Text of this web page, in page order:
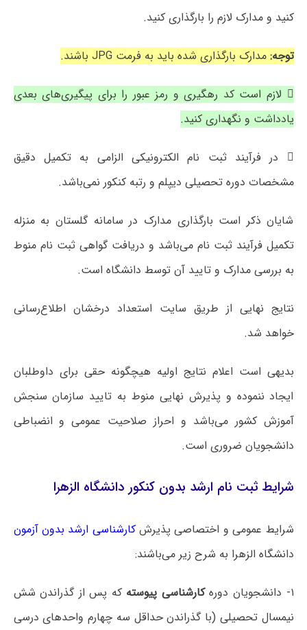
کنید و مدارک لازم را بارگذاری کنید.
توجه: مدارک بارگذاری شده باید به فرمت JPG باشند.
 لازم است کد رهگیری و رمز عبور را برای پیگیری‌های بعدی
یادداشت و نگهداری کنید.
 در فرآیند ثبت نام الکترونیکی الزامی به تکمیل دقیق
مشخصات دوره تحصیلی دیپلم و رتبه کنکور نمی‌باشد.
شایان ذکر است بارگذاری مدارک در سامانه گلستان به منزله
تکمیل فرآیند ثبت نام می‌باشد و دریافت گواهی ثبت نام منوط
به بررسی مدارک و تایید آن توسط دانشگاه است.
نتایج نهایی از طریق سایت استعداد درخشان اطلاع‌رسانی
خواهد شد.
بدیهی است اعلام نتایج اولیه هیچگونه حقی برای داوطلبان
ایجاد ننموده و پذیرش نهایی منوط به تایید سازمان سنجش
آموزش کشور می‌باشد و احراز صلاحیت عمومی و انضباطی
دانشجویان ضروری است.
شرایط ثبت نام ارشد بدون کنکور دانشگاه الزهرا
شرایط عمومی و اختصاصی پذیرشکارشناسی ارشد بدون آزمون
دانشگاه ‌الزهرا به شرح زیر می‌باشند:
۱- دانشجویان دوره کارشناسی پیوسته که پس از گذراندن شش
نیمسال تحصیلی (با گذراندن حداقل سه چهارم واحدهای درسی